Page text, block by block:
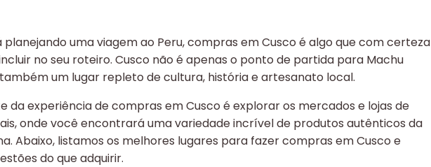
planejando uma viagem ao Peru, compras em Cusco é algo que com certeza
no seu roteiro. Cusco não é apenas o ponto de partida para Machu
um lugar repleto de cultura, história e artesanato local.
da experiência de compras em Cusco é explorar os mercados e lojas de
onde você encontrará uma variedade incrível de produtos autênticos da
Abaixo, listamos os melhores lugares para fazer compras em Cusco e
do que adquirir.